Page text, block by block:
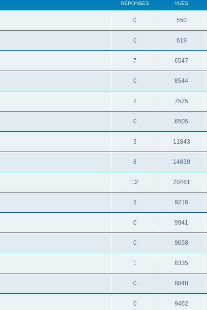
RÉPONSES VUES
0 550
0 619
7 6547
0 8544
2 7525
0 6505
3 11843
8 14839
12 20461
3 9216
0 9941
0 9658
1 8335
0 8848
0 9462